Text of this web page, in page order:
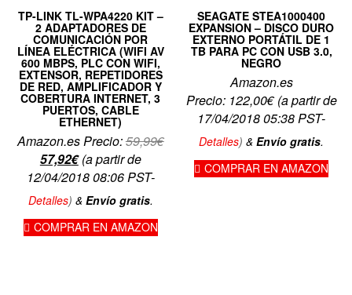
TP-LINK TL-WPA4220 KIT –
2 ADAPTADORES DE
COMUNICACIÓN POR
LÍNEA ELÉCTRICA (WIFI AV
600 MBPS, PLC CON WIFI,
EXTENSOR, REPETIDORES
DE RED, AMPLIFICADOR Y
COBERTURA INTERNET, 3
PUERTOS, CABLE
ETHERNET)
Amazon.es Precio:59,99€El
precio
original
57,92€El
precio
actual
57,92€.
(a partir de
12/04/2018 08:06 PST-
Detalles) & Envío gratis.
COMPRAR EN AMAZON
SEAGATE STEA1000400
EXPANSION – DISCO DURO
EXTERNO PORTÁTIL DE 1
TB PARA PC CON USB 3.0,
NEGRO
Amazon.es
Precio: 122,00€(a partir de
17/04/2018 05:38 PST-
Detalles)&Envío gratis.
COMPRAR EN AMAZON